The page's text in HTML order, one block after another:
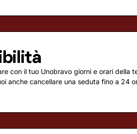
con il tuo Unobravo giorni e orari della
anche cancellare una seduta fino a 24